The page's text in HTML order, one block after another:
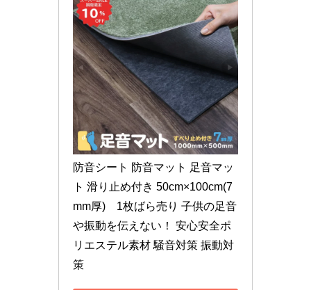
防音シート 防音マット 足音マッ
ト 滑り止め付き 50cm×100cm(7
mm厚)　1枚ばら売り 子供の足音
や振動を伝えない！ 安心安全ポ
リエステル素材 騒音対策 振動対
策